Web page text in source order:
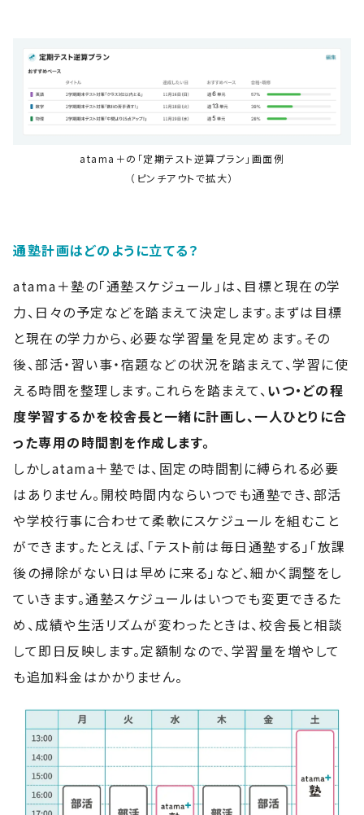
atama＋の「定期テスト逆算プラン」画面例
（ピンチアウトで拡大）
通塾計画はどのように立てる？
atama＋塾の「通塾スケジュール」は、目標と現在の学
力、日々の予定などを踏まえて決定します。まずは目標
と現在の学力から、必要な学習量を見定めます。その
後、部活・習い事・宿題などの状況を踏まえて、学習に使
える時間を整理します。これらを踏まえて、いつ・どの程
度学習するかを校舎長と一緒に計画し、一人ひとりに合
った専用の時間割を作成します。
しかしatama＋塾では、固定の時間割に縛られる必要
はありません。開校時間内ならいつでも通塾でき、部活
や学校行事に合わせて柔軟にスケジュールを組むこと
ができます。たとえば、「テスト前は毎日通塾する」「放課
後の掃除がない日は早めに来る」など、細かく調整をし
ていきます。通塾スケジュールはいつでも変更できるた
め、成績や生活リズムが変わったときは、校舎長と相談
して即日反映します。定額制なので、学習量を増やして
も追加料金はかかりません。